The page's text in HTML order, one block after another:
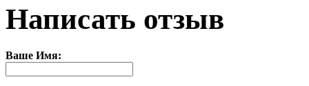
Написать отзыв
Ваше Имя: